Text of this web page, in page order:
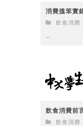
消費搵笨實
飲食消費
...
飲食消費前
飲食消費